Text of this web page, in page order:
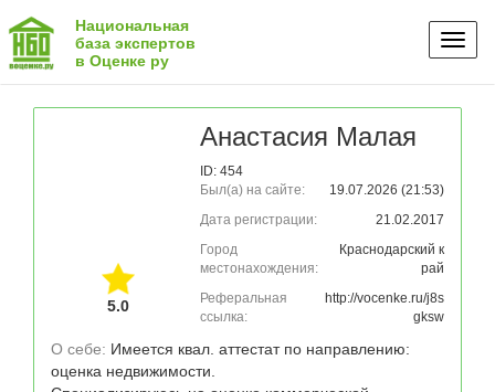
Национальная
база экспертов
в Оценке ру
5.0
Анастасия Малая
ID: 454
Был(а) на сайте:
19.07.2026 (21:53)
Дата регистрации:
21.02.2017
Город
местонахождения:
Краснодарский к
рай
Реферальная
ссылка:
http://vocenke.ru/j8s
gksw
О себе: Имеется квал. аттестат по направлению:
оценка недвижимости.